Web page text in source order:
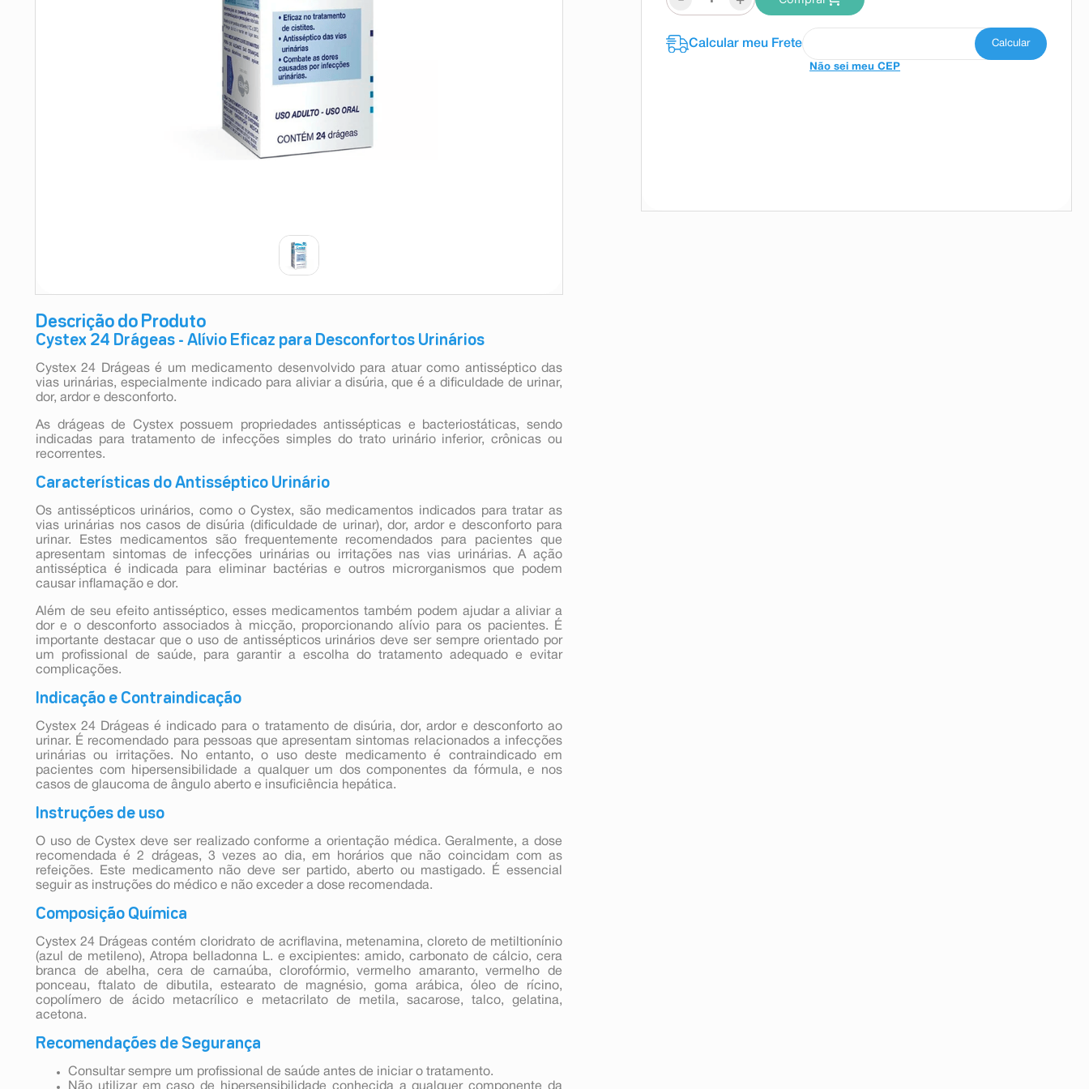
Descrição do Produto
Cystex 24 Drágeas - Alívio Eficaz para Desconfortos Urinários
Cystex 24 Drágeas é um medicamento desenvolvido para atuar como antisséptico das
vias urinárias, especialmente indicado para aliviar a disúria, que é a dificuldade de urinar,
dor, ardor e desconforto.
As drágeas de Cystex possuem propriedades antissépticas e bacteriostáticas, sendo
indicadas para tratamento de infecções simples do trato urinário inferior, crônicas ou
recorrentes.
Características do Antisséptico Urinário
Os antissépticos urinários, como o Cystex, são medicamentos indicados para tratar as
vias urinárias nos casos de disúria (dificuldade de urinar), dor, ardor e desconforto para
urinar. Estes medicamentos são frequentemente recomendados para pacientes que
apresentam sintomas de infecções urinárias ou irritações nas vias urinárias. A ação
antisséptica é indicada para eliminar bactérias e outros microrganismos que podem
causar inflamação e dor.
Além de seu efeito antisséptico, esses medicamentos também podem ajudar a aliviar a
dor e o desconforto associados à micção, proporcionando alívio para os pacientes. É
importante destacar que o uso de antissépticos urinários deve ser sempre orientado por
um profissional de saúde, para garantir a escolha do tratamento adequado e evitar
complicações.
Indicação e Contraindicação
Cystex 24 Drágeas é indicado para o tratamento de disúria, dor, ardor e desconforto ao
urinar. É recomendado para pessoas que apresentam sintomas relacionados a infecções
urinárias ou irritações. No entanto, o uso deste medicamento é contraindicado em
pacientes com hipersensibilidade a qualquer um dos componentes da fórmula, e nos
casos de glaucoma de ângulo aberto e insuficiência hepática.
Instruções de uso
O uso de Cystex deve ser realizado conforme a orientação médica. Geralmente, a dose
recomendada é 2 drágeas, 3 vezes ao dia, em horários que não coincidam com as
refeições. Este medicamento não deve ser partido, aberto ou mastigado. É essencial
seguir as instruções do médico e não exceder a dose recomendada.
Composição Química
Cystex 24 Drágeas contém cloridrato de acriflavina, metenamina, cloreto de metiltionínio
(azul de metileno), Atropa belladonna L. e excipientes: amido, carbonato de cálcio, cera
branca de abelha, cera de carnaúba, clorofórmio, vermelho amaranto, vermelho de
ponceau, ftalato de dibutila, estearato de magnésio, goma arábica, óleo de rícino,
copolímero de ácido metacrílico e metacrilato de metila, sacarose, talco, gelatina,
acetona.
Recomendações de Segurança
Consultar sempre um profissional de saúde antes de iniciar o tratamento.
Não utilizar em caso de hipersensibilidade conhecida a qualquer componente da
Não sei meu CEP
º esmalte
10ºabsorvente